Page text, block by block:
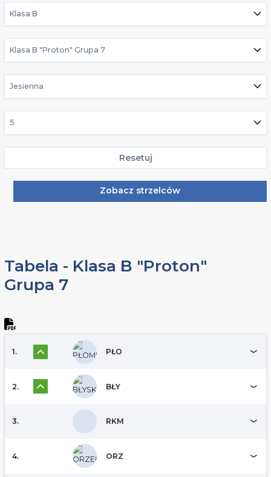
Klasa B
Klasa B "Proton" Grupa 7
Jesienna
5
Resetuj
Zobacz strzelców
Tabela - Klasa B "Proton"
Grupa 7
1. PŁO
2. BŁY
3. RKM
4. ORZ